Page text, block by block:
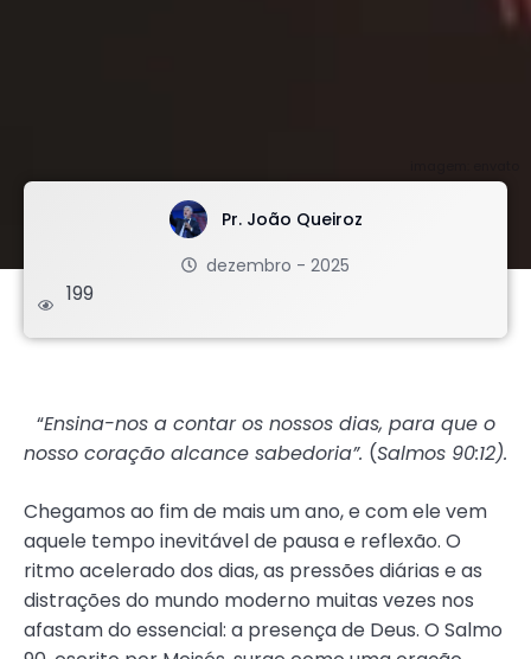
Pr. João Queiroz
dezembro - 2025
199
“Ensina-nos a contar os nossos dias, para que o
nosso coração alcance sabedoria”. (Salmos 90:12).
Chegamos ao fim de mais um ano, e com ele vem
aquele tempo inevitável de pausa e reflexão. O
ritmo acelerado dos dias, as pressões diárias e as
distrações do mundo moderno muitas vezes nos
afastam do essencial: a presença de Deus. O Salmo